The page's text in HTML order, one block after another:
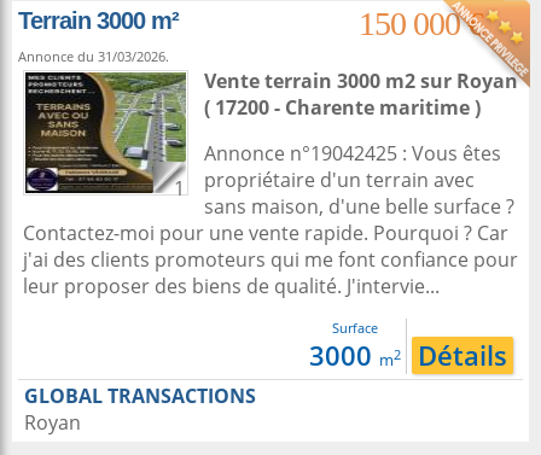
Terrain 3000 m²
150 000 €
Annonce du 31/03/2026.
1
Vente terrain 3000 m2sur Royan
( 17200 - Charente maritime )
Annonce n°19042425 : Vous êtes
propriétaire d'un terrain avec
sans maison, d'une belle surface ?
Contactez-moi pour une vente rapide. Pourquoi ? Car
j'ai des clients promoteurs qui me font confiance pour
leur proposer des biens de qualité. J'intervie...
Surface
3000 m2 Détails
GLOBAL TRANSACTIONS
Royan